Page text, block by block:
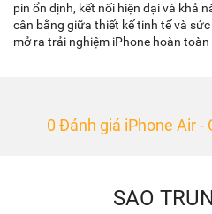
pin ổn định, kết nối hiện đại và khả
cân bằng giữa thiết kế tinh tế và
mở ra trải nghiệm iPhone hoàn toàn
0 Đánh giá iPhone Air -
SAO